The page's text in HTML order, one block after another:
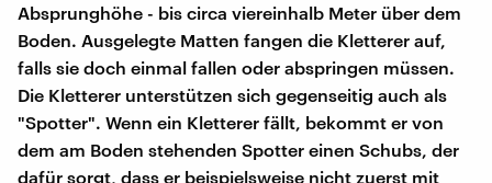
Absprunghöhe - bis circa viereinhalb Meter über dem
Boden. Ausgelegte Matten fangen die Kletterer auf,
falls sie doch einmal fallen oder abspringen müssen.
Die Kletterer unterstützen sich gegenseitig auch als
"Spotter". Wenn ein Kletterer fällt, bekommt er von
dem am Boden stehenden Spotter einen Schubs, der
dafür sorgt, dass er beispielsweise nicht zuerst mit